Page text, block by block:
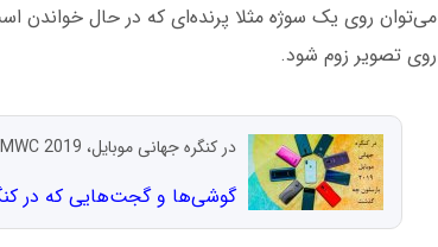
می‌توان روی یک سوژه مثلا پرنده‌ای که در حال خواندن
روی تصویر زوم شود.
در کنگره جهانی موبایل، MWC 2019 بارسلون چه گذشت؟
گوشی‌ها و گجت‌هایی که در کنگره جهانی